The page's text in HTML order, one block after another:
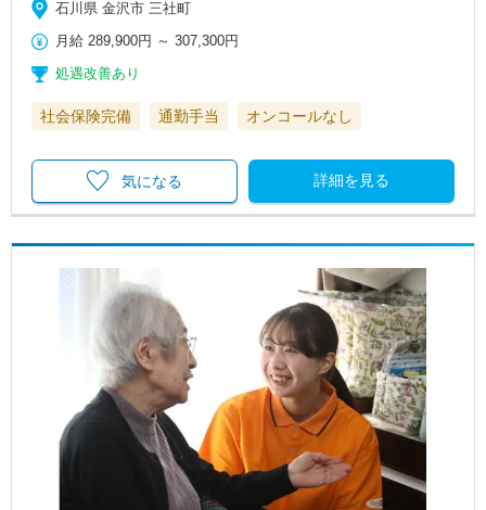
石川県 金沢市 三社町
月給 289,900円 ～307,300円
処遇改善あり
社会保険完備 通勤手当 オンコールなし
詳細を見る
気になる